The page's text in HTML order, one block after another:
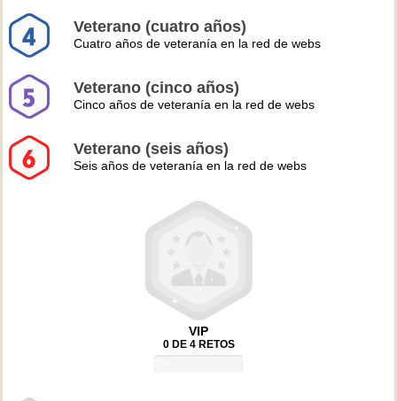
Veterano (cuatro años)
Cuatro años de veteranía en la red de webs
Veterano (cinco años)
Cinco años de veteranía en la red de webs
Veterano (seis años)
Seis años de veteranía en la red de webs
VIP
0 DE 4 RETOS